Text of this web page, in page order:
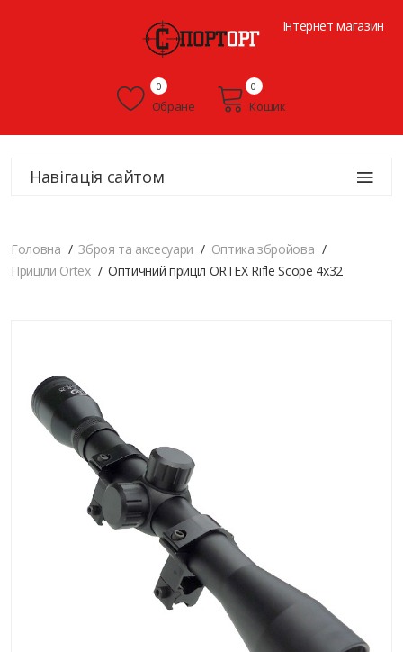
Інтернет магазин
Обране
0
Кошик
0
Навігація сайтом
Головна Зброя та аксесуари
Оптика збройова
Приціли Ortex
Оптичний приціл ORTEX Rifle Scope 4x32